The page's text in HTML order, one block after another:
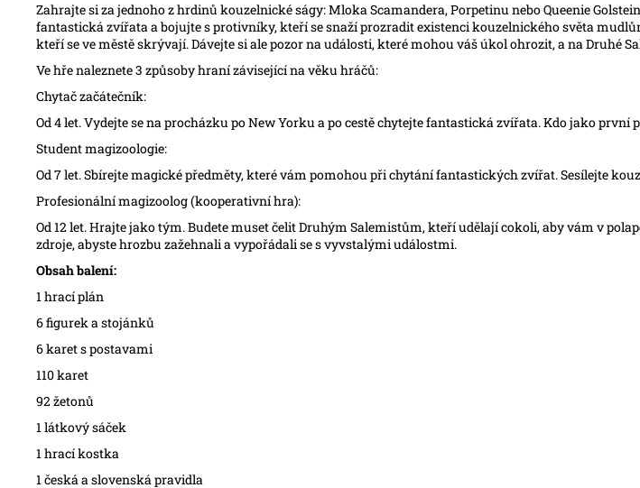
Zahrajte si za jednoho z hrdinů kouzelnické ságy: Mloka Scamandera, Porpetinu nebo Queenie
fantastická zvířata a bojujte s protivníky, kteří se snaží prozradit existenci kouzelnického světa
kteří se ve městě skrývají. Dávejte si ale pozor na události, které mohou váš úkol ohrozit, a na Druhé
Ve hře naleznete 3 způsoby hraní závisející na věku hráčů:
Chytač začátečník:
Od 4 let. Vydejte se na procházku po New Yorku a po cestě chytejte fantastická zvířata. Kdo jako první
Student magizoologie:
Od 7 let. Sbírejte magické předměty, které vám pomohou při chytání fantastických zvířat. Sesílejte
Profesionální magizoolog (kooperativní hra):
Od 12 let. Hrajte jako tým. Budete muset čelit Druhým Salemistům, kteří udělají cokoli, aby vám v
zdroje, abyste hrozbu zažehnali a vypořádali se s vyvstalými událostmi.
Obsah balení:
1 hrací plán
6 figurek a stojánků
6 karet s postavami
110 karet
92 žetonů
1 látkový sáček
1 hrací kostka
1 česká a slovenská pravidla